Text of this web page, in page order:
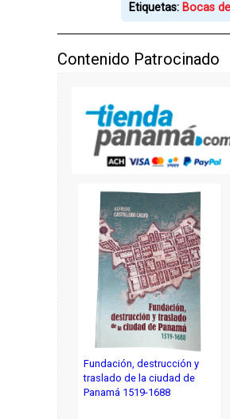
Etiquetas: Bocas
Contenido Patrocinado
Fundación, destrucción y
traslado de la ciudad de
Panamá 1519-1688